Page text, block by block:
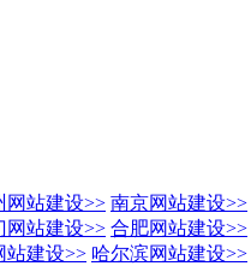
网站建设>> 南京网站建设>>
网站建设>> 合肥网站建设>>
站建设>> 哈尔滨网站建设>>